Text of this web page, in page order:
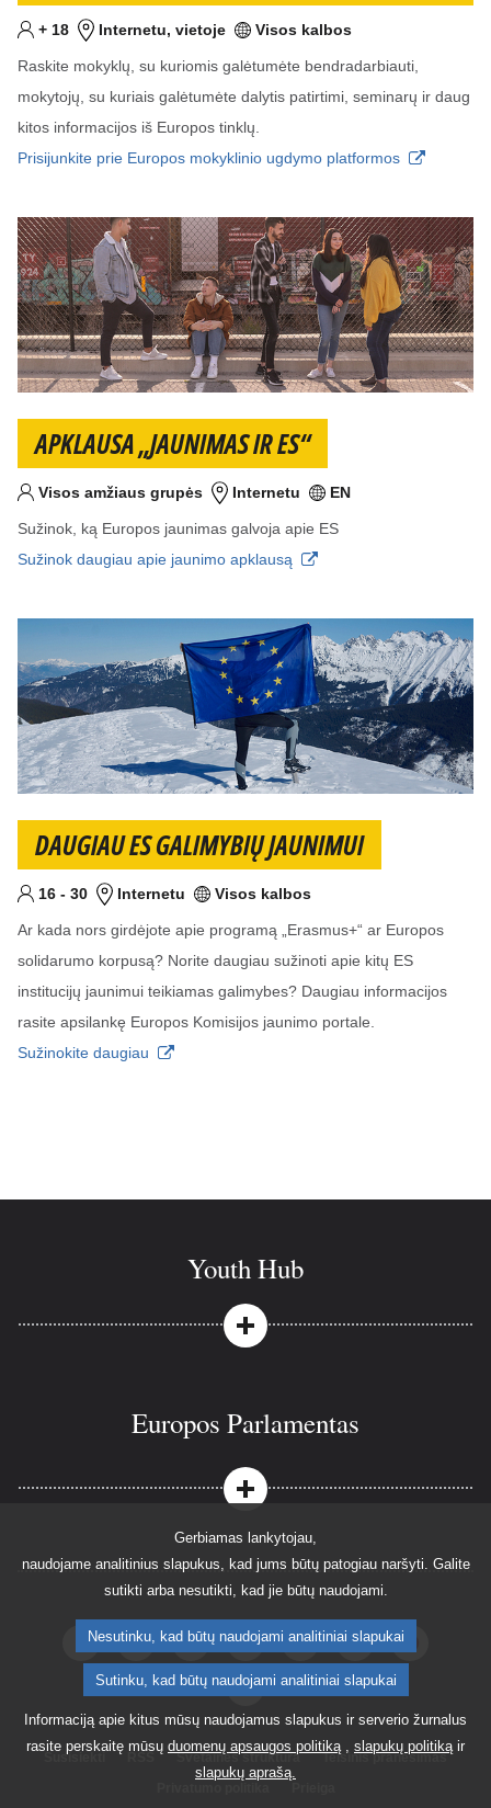
Gerbiamas lankytojau,
naudojame analitinius slapukus, kad jums būtų patogiau naršyti. Galite
sutikti arba nesutikti, kad jie būtų naudojami.
Nesutinku, kad būtų naudojami analitiniai slapukai
Sutinku, kad būtų naudojami analitiniai slapukai
Informaciją apie kitus mūsų naudojamus slapukus ir serverio žurnalus
rasite perskaitę mūsų duomenų apsaugos politiką , slapukų politiką ir
slapukų aprašą.
Tikslinis am?ius
Mažiausiai
+ 18metai
VietaInternetu, vietoje Kalba (-os)
Visos kalbos
Raskite mokyklų, su kuriomis galėtumėte bendradarbiauti,
mokytojų, su kuriais galėtumėte dalytis patirtimi, seminarų ir daug
kitos informacijos iš Europos tinklų.
Prisijunkite prie Europos mokyklinio ugdymo platformos
APKLAUSA „JAUNIMAS IR ES“
Tikslinis am?ius
Visos amžiaus grupės VietaInternetu Kalba (-os)
EN
Sužinok, ką Europos jaunimas galvoja apie ES
Sužinok daugiau apie jaunimo apklausą
DAUGIAU ES GALIMYBIŲ JAUNIMUI
Tikslinis am?ius
Nuo
16 - iki
30metai
VietaInternetu Kalba (-os)
Visos kalbos
Ar kada nors girdėjote apie programą „Erasmus+“ ar Europos
solidarumo korpusą? Norite daugiau sužinoti apie kitų ES
institucijų jaunimui teikiamas galimybes? Daugiau informacijos
rasite apsilankę Europos Komisijos jaunimo portale.
Sužinokite daugiau
Youth Hub
Europos Parlamentas
Apsilankykite Europos Parlamento paskyroje tinkle
Apsilankykite Europos Parlamento paskyroje tinkle
Apsilankykite Europos Parlamento paskyroje
Parlamentas tinkle „LinkedIn“
Parlamentas svetainėje
Parlamentas tinkle
Parlamentas
Parlamentas tinkle „Reddit“
Susisiekti Svetainės struktūra
Teisinis pranešimas